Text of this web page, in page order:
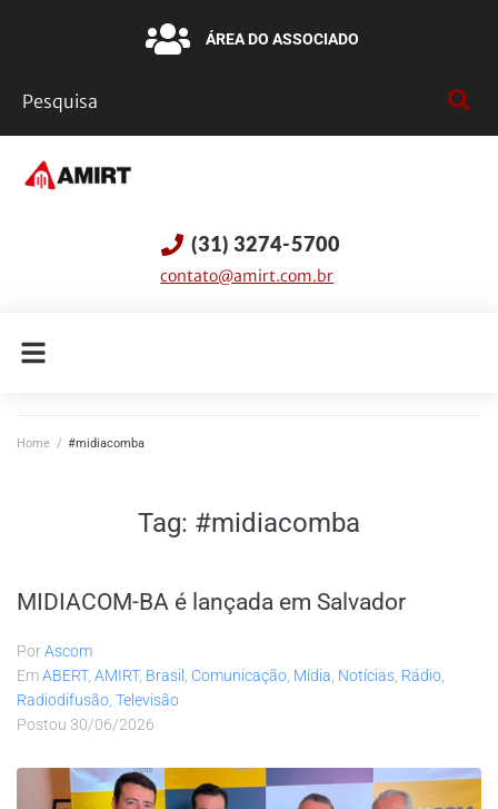
ÁREA DO ASSOCIADO
(31) 3274-5700
contato@amirt.com.br
Home / #midiacomba
Tag: #midiacomba
MIDIACOM-BA é lançada em Salvador
PorAscom
EmABERT, AMIRT, Brasil Comunicação Mídia Notícias Rádio
Radiodifusão Televisão
Postou 30/06/2026